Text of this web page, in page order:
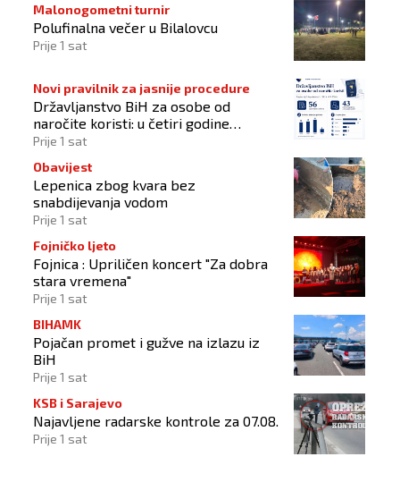
Malonogometni turnir
Polufinalna večer u Bilalovcu
Prije 1 sat
Novi pravilnik za jasnije procedure
Državljanstvo BiH za osobe od
naročite koristi: u četiri godine
odobrena 43 zahtjeva
Prije 1 sat
Obavijest
Lepenica zbog kvara bez
snabdijevanja vodom
Prije 1 sat
Fojničko ljeto
Fojnica : Upriličen koncert "Za dobra
stara vremena"
Prije 1 sat
BIHAMK
Pojačan promet i gužve na izlazu iz
BiH
Prije 1 sat
KSB i Sarajevo
Najavljene radarske kontrole za 07.08.
Prije 1 sat